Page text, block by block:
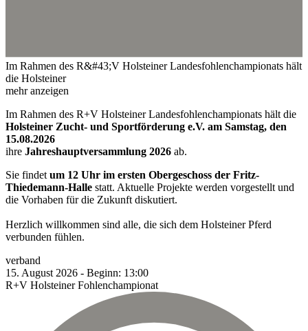
Im Rahmen des R&#43;V Holsteiner Landesfohlenchampionats hält
die Holsteiner
mehr anzeigen
Im Rahmen des R+V Holsteiner Landesfohlenchampionats hält die
Holsteiner Zucht- und Sportförderung e.V. am Samstag, den
15.08.2026
ihre Jahreshauptversammlung 2026 ab.
Sie findet um 12 Uhr im ersten Obergeschoss der Fritz-
Thiedemann-Halle statt. Aktuelle Projekte werden vorgestellt und
die Vorhaben für die Zukunft diskutiert.
Herzlich willkommen sind alle, die sich dem Holsteiner Pferd
verbunden fühlen.
verband
15. August 2026 - Beginn: 13:00
R+V Holsteiner Fohlenchampionat